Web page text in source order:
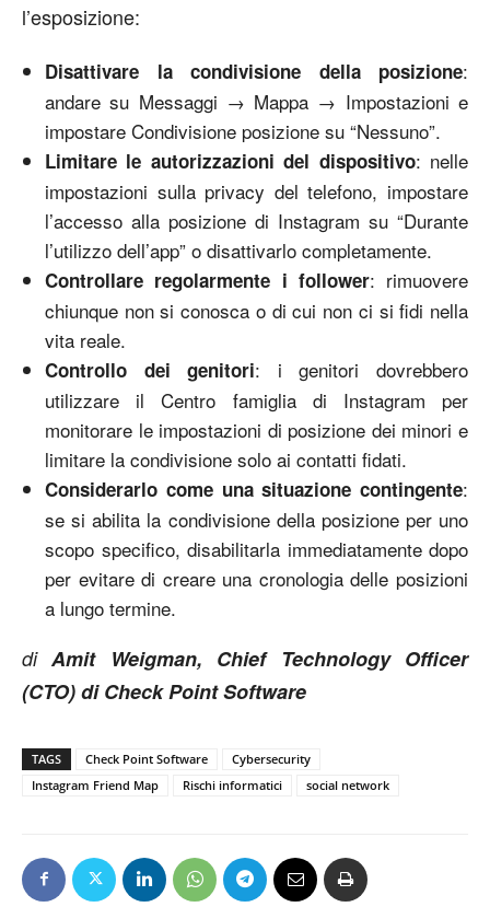
l’esposizione:
Disattivare la condivisione della posizione:
andare su Messaggi → Mappa → Impostazioni e
impostare Condivisione posizione su “Nessuno”.
Limitare le autorizzazioni del dispositivo: nelle
impostazioni sulla privacy del telefono, impostare
l’accesso alla posizione di Instagram su “Durante
l’utilizzo dell’app” o disattivarlo completamente.
Controllare regolarmente i follower: rimuovere
chiunque non si conosca o di cui non ci si fidi nella
vita reale.
Controllo dei genitori: i genitori dovrebbero
utilizzare il Centro famiglia di Instagram per
monitorare le impostazioni di posizione dei minori e
limitare la condivisione solo ai contatti fidati.
Considerarlo come una situazione contingente:
se si abilita la condivisione della posizione per uno
scopo specifico, disabilitarla immediatamente dopo
per evitare di creare una cronologia delle posizioni
a lungo termine.
diAmit Weigman, Chief Technology Officer
(CTO) di Check Point Software
TAGS Check Point Software
Cybersecurity
Instagram Friend Map
Rischi informatici social network